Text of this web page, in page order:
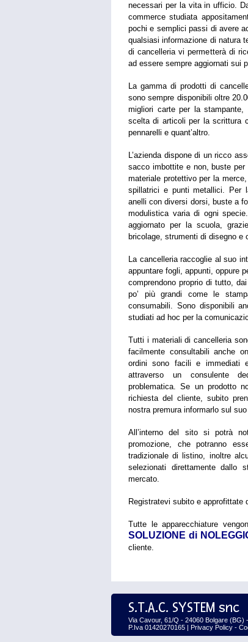
necessari per la vita in ufficio.
commerce studiata
pochi e semplici passi di avere
qualsiasi informazione di natura
di cancelleria vi permetterà di
ad essere sempre aggiornati sui
La gamma di prodotti di
sono sempre disponibili oltre
migliori carte per la
scelta di articoli per la scrittura
pennarelli e quant’altro.
L’azienda dispone di un ricco
sacco imbottite e non, buste
materiale protettivo per la
spillatrici e punti metallici.
Per
anelli con diversi dorsi, buste a
modulistica varia di ogni specie.
aggiornato per la scuola,
bricolage, strumenti di disegno e
La cancelleria raccoglie al suo
appuntare fogli, appunti, oppure
comprendono proprio di tutto,
po’ più grandi come le
consumabili. Sono disponibili
studiati ad hoc per la
Tutti i materiali di cancelleria
facilmente consultabili anche
ordini sono facili e immediati
attraverso un consulente
problematica.Se un prodotto
richiesta del cliente, subito
nostra premura informarlo sul
All’interno del sito si potrà
promozione, che potranno
tradizionale di listino, inoltre
selezionati direttamente dallo
mercato.
Registratevi subito e
Tutte le apparecchiature
SOLUZIONE di
cliente.
S.T.A.C. SYSTEM snc
Via Cavour, 61/Q - 24060 Bolgare
P.Iva 01420270165 | Privacy Policy -